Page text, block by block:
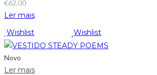
€62,00
Ler mais
Wishlist
Wishlist
Novo
Ler mais